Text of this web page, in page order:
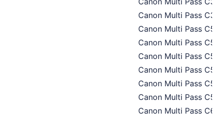
Canon Multi Pass
Canon Multi Pass
Canon Multi Pass
Canon Multi Pass
Canon Multi Pass
Canon Multi Pass
Canon Multi Pass
Canon Multi Pass